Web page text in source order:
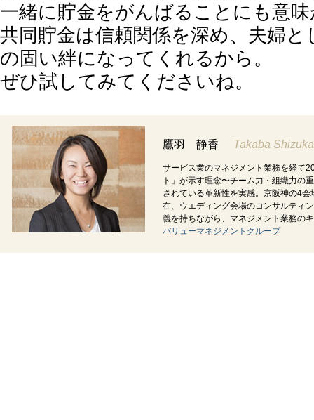
一緒に貯金をがんばることにも意
共同貯金は信頼関係を深め、夫婦
の固い絆になってくれるから。
ぜひ試してみてくださいね。
鷹羽 静香 Takaba Shizuka
サービス業のマネジメント業務を経て
ト」が示す理念〜チーム力・組織力の
されている革新性を実感。京阪神の4
在、ウエディング会場のコンサルティ
義を持ちながら、マネジメント業務の
バリューマネジメントグループ